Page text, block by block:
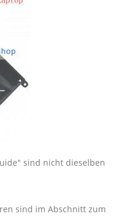
sind nicht dieselben
sind im Abschnitt zum